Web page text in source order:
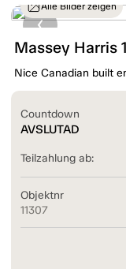
Alle Bilder zeigen
Massey Harris
Nice Canadian built
Countdown
AVSLUTAD
Teilzahlung ab:
Objektnr
11307